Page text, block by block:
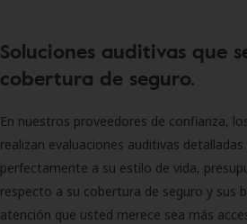
Soluciones auditivas que
cobertura de seguro.
En nuestros proveedores de confianza,
realizan evaluaciones auditivas
perfectamente a su estilo de vida,
respecto a su cobertura de seguro y sus
atención que usted merece sea más